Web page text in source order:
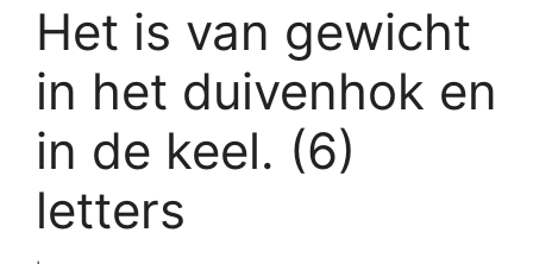
Het is van gewicht
in het duivenhok en
in de keel. (6)
letters